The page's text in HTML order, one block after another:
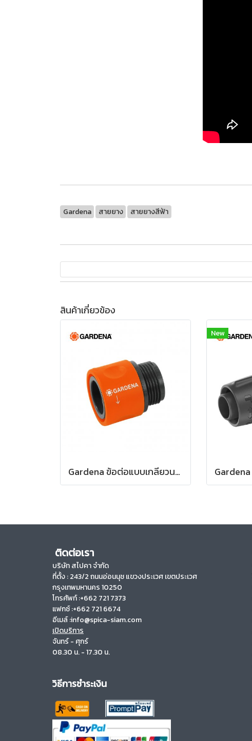
Gardena สายยาง สายยางสีฟ้า
สินค้าเกี่ยวข้อง
Gardena ข้อต่อแบบเกลียวนอก ขนาด 26.5 มม. (3/4") (02917-20)
New
ติดต่อเรา
บริษัท สไปคา จำกัด
ที่ตั้ง :243/2 ถนนอ่อนนุช แขวงประเวศ เขตประเวศ
กรุงเทพมหานคร 10250
โทรศัพท์ :+662 721 7373
แฟกซ์ :+662 721 6674
อีเมล์ :info@spica-siam.com
เปิดบริการ
จันทร์ - ศุกร์
08.30 น. - 17.30 น.
วิธีการชำระเงิน